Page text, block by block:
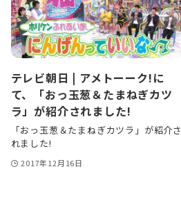
テレビ朝日 | アメトーーク!に
て、「おっ玉葱＆たまねぎカツ
ラ」が紹介されました!
「おっ玉葱＆たまねぎカツラ」が紹介さ
れました!
2017年12月16日